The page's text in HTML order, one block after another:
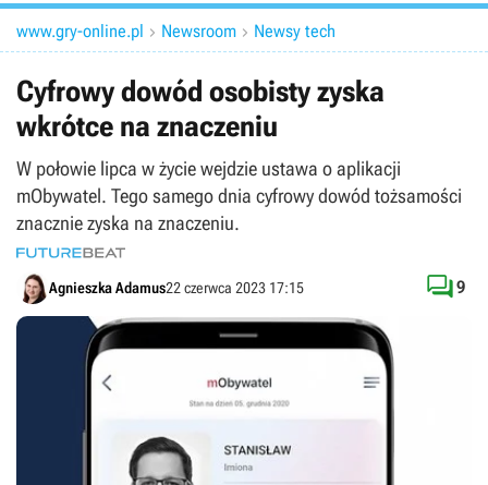
www.gry-online.pl  Newsroom  Newsy tech
Cyfrowy dowód osobisty zyska
wkrótce na znaczeniu
W połowie lipca w życie wejdzie ustawa o aplikacji
mObywatel. Tego samego dnia cyfrowy dowód tożsamości
znacznie zyska na znaczeniu.
Agnieszka Adamus22 czerwca 2023 17:15 9